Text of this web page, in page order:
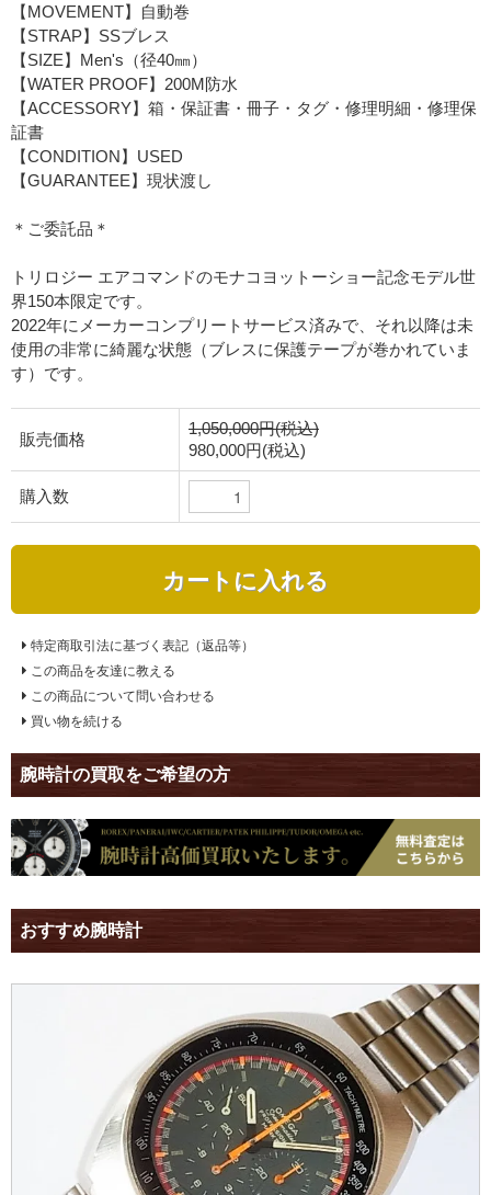
【MOVEMENT】自動巻
【STRAP】SSブレス
【SIZE】Men's（径40㎜）
【WATER PROOF】200M防水
【ACCESSORY】箱・保証書・冊子・タグ・修理明細・修理保
証書
【CONDITION】USED
【GUARANTEE】現状渡し
＊ご委託品＊
トリロジー エアコマンドのモナコヨットーショー記念モデル世
界150本限定です。
2022年にメーカーコンプリートサービス済みで、それ以降は未
使用の非常に綺麗な状態（ブレスに保護テープが巻かれていま
す）です。
販売価格
1,050,000円(税込)
980,000円(税込)
購入数
カートに入れる
特定商取引法に基づく表記（返品等）
この商品を友達に教える
この商品について問い合わせる
買い物を続ける
腕時計の買取をご希望の方
おすすめ腕時計